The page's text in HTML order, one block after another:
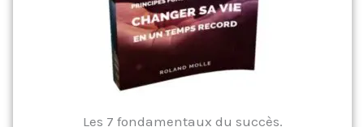
Les 7 fondamentaux du succès.